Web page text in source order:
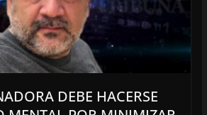
DEBE HACERSE